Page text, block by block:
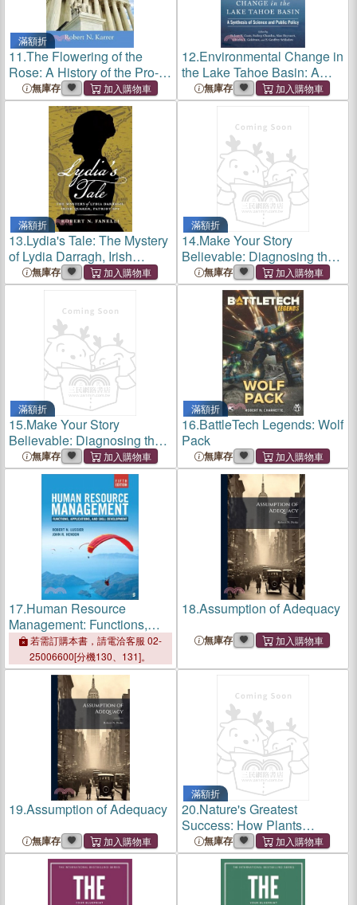
滿額折
11.The Flowering of the
Rose: A History of the Pro-
Life Movement, 1966-2024
無庫存
12.Environmental Change in
the Lake Tahoe Basin: A
Synthesis of Science and
Public Policy
無庫存
滿額折
13.Lydia's Tale: The Mystery
of Lydia Darragh, Irish
Quaker, Patriot Spy
無庫存
滿額折
14.Make Your Story
Believable: Diagnosing the
Pitfalls of Healthcare
Innovation
無庫存
滿額折
15.Make Your Story
Believable: Diagnosing the
Pitfalls of Healthcare
Innovation
無庫存
滿額折
16.BattleTech Legends: Wolf
Pack
無庫存
17.Human Resource
Management: Functions,
Applications, and Skill
Development
若需訂購本書，請電洽客服 02-
25006600[分機130、131]。
18.Assumption of Adequacy
無庫存
19.Assumption of Adequacy
無庫存
滿額折
20.Nature's Greatest
Success: How Plants
Evolved to Exploit Humanity
無庫存